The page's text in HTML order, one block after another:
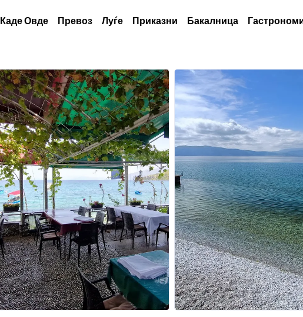
Каде Овде Превоз Луѓе Приказни Бакалница